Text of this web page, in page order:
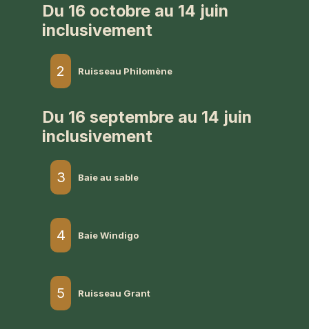
Du 16 octobre au 14 juin
inclusivement
2 Ruisseau Philomène
Du 16 septembre au 14 juin
inclusivement
3 Baie au sable
4 Baie Windigo
5 Ruisseau Grant